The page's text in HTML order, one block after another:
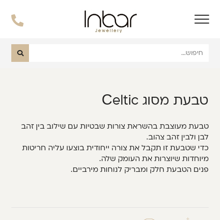
טבעת מסוג Сeltic
טבעת מעוצבת בהשראת צורות שבטיות עם שילוב בין זהב
לבן ולבין זהב צהוב.
כדי שטבעת זו תקבל את צורה ייחודית בוצעו עליה חריטות
מיוחדות שיוצרות את העומק שלה.
פנים הטבעת חלק ומבריק לנוחות מירביים.